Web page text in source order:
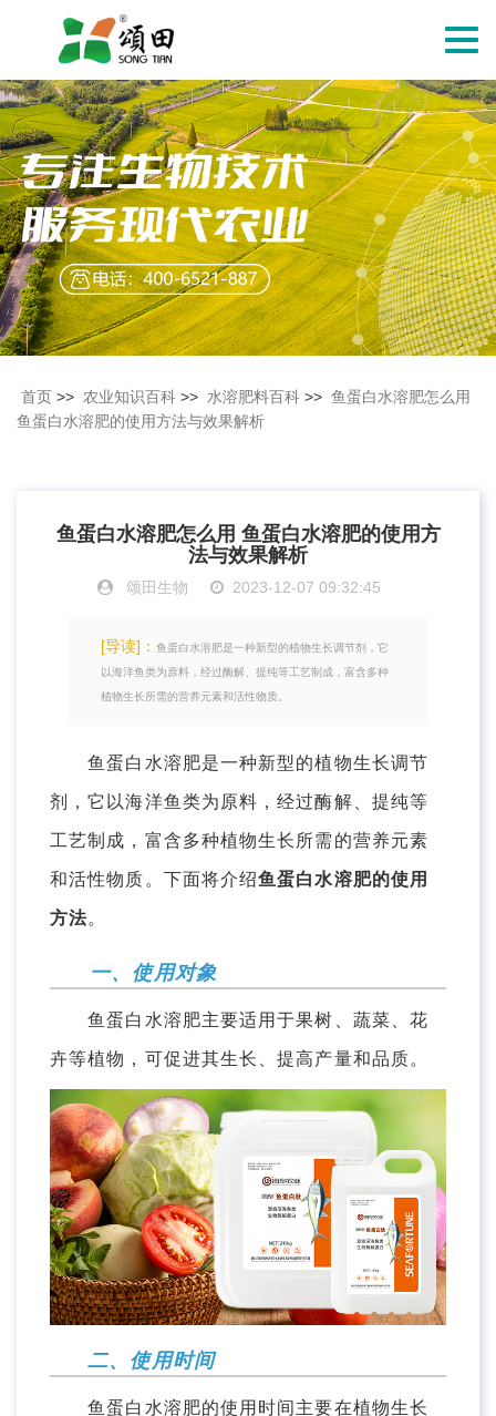
切
导
航
首页 >> 农业知识百科 >> 水溶肥料百科 >> 鱼蛋白水溶肥怎么用
鱼蛋白水溶肥的使用方法与效果解析
鱼蛋白水溶肥怎么用 鱼蛋白水溶肥的使用方
法与效果解析
颂田生物 2023-12-07 09:32:45
[导读]： 鱼蛋白水溶肥是一种新型的植物生长调节剂，它
以海洋鱼类为原料，经过酶解、提纯等工艺制成，富含多种
植物生长所需的营养元素和活性物质。
鱼蛋白水溶肥是一种新型的植物生长调节
剂，它以海洋鱼类为原料，经过酶解、提纯等
工艺制成，富含多种植物生长所需的营养元素
和活性物质。下面将介绍鱼蛋白水溶肥的使用
方法。
一、使用对象
鱼蛋白水溶肥主要适用于果树、蔬菜、花
卉等植物，可促进其生长、提高产量和品质。
二、使用时间
鱼蛋白水溶肥的使用时间主要在植物生长